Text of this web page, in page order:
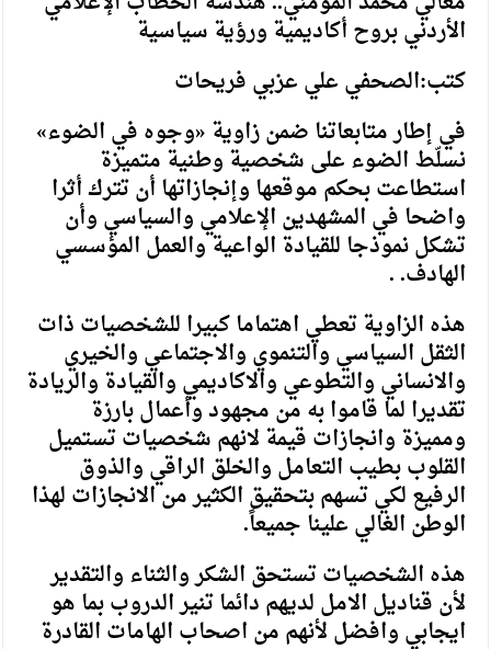
الأردني بروح أكاديمية ورؤية سياسية
كتب:الصحفي علي عزبي فريحات
في إطار متابعاتنا ضمن زاوية «وجوه في الضوء»
نسلّط الضوء على شخصية وطنية متميزة
استطاعت بحكم موقعها وإنجازاتها أن تترك أثرا
واضحا في المشهدين الإعلامي والسياسي وأن
تشكل نموذجا للقيادة الواعية والعمل المؤسسي
الهادف. .
هذه الزاوية تعطي اهتماما كبيرا للشخصيات ذات
الثقل السياسي والتنموي والاجتماعي والخيري
والانساني والتطوعي والاكاديمي والقيادة والريادة
تقديرا لما قاموا به من مجهود وأعمال بارزة
ومميزة وانجازات قيمة لانهم شخصيات تستميل
القلوب بطيب التعامل والخلق الراقي والذوق
الرفيع لكي تسهم بتحقيق الكثير من الانجازات لهذا
الوطن الغالي علينا جميعاً.
هذه الشخصيات تستحق الشكر والثناء والتقدير
لأن قناديل الامل لديهم دائما تنير الدروب بما هو
ايجابي وافضل لأنهم من اصحاب الهامات القادرة